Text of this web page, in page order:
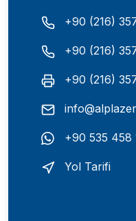
+90 (216)
+90 (216)
+90 (216)
+90 535 458
Yol Tarifi